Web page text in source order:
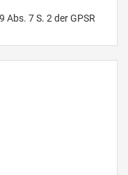
7 S. 2 der GPSR